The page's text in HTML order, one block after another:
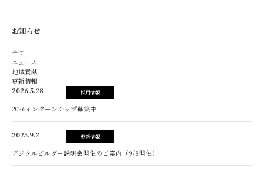
お知らせ
全て
ニュース
地域貢献
更新情報
2026.5.28
採用情報
2026インターンシップ募集中！
2025.9.2 更新情報
デジタルビルダー説明会開催のご案内（9/8開催）